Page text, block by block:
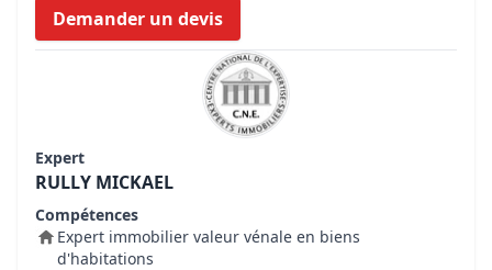
Demander un devis
Expert
RULLY MICKAEL
Compétences
Expert immobilier valeur vénale en biens
d'habitations